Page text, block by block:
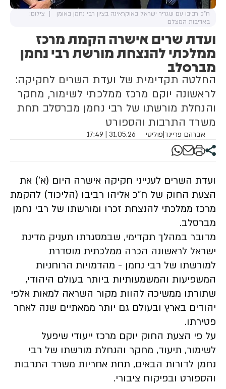
ועדת שרים אישרה הקמת מרכז
ממלכתי להנצחת מורשת רבי נחמן
מברסלב
החלטה תקדימית של ועדת השרים לחקיקה:
לראשונה יוקם מרכז ממלכתי לשימור, מחקר
והנחלת מורשתו של רבי נחמן מברסלב תחת
משרד התרבות והספורט
אברהם פריינד|פוליטי 31.05.26 | 17:49
ח"כ רביבו עם שגריר ישראל באוקראינה בציון רבי נחמן באומן
צילום:
באדיבות המצלם
ועדת השרים לענייני חקיקה אישרה היום (א') את
הצעת החוק של ח"כ אליהו רביבו (הליכוד) להקמת
מרכז ממלכתי להנצחת זכרו ומורשתו של רבי נחמן
מברסלב.
מדובר במהלך תקדימי, שבמסגרתו תעניק מדינת
ישראל לראשונה הכרה ממלכתית מוסדרת
למורשתו של רבי נחמן - מהדמויות הרוחניות
המשפיעות והמשמעותיות ביותר בעולם היהודי,
שתורתו ממשיכה להוות מקור השראה למאות אלפי
יהודים בארץ ובעולם גם יותר ממאתיים שנה לאחר
פטירתו.
על פי הצעת החוק יוקם מרכז ייעודי שיפעל
לשימור, תיעוד, מחקר והנחלת מורשתו של רבי
נחמן לדורות הבאים, תחת אחריות משרד התרבות
והספורט ובפיקוח ציבורי.